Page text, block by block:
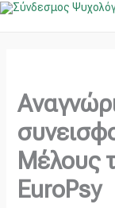
Μετάβαση
Μέλους
EuroPsy